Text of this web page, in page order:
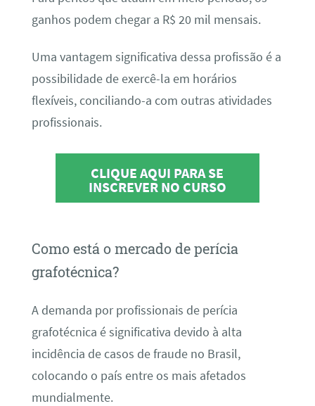
ganhos podem chegar a R$ 20 mil mensais.
Uma vantagem significativa dessa profissão é a
possibilidade de exercê-la em horários
flexíveis, conciliando-a com outras atividades
profissionais.
CLIQUE AQUI PARA SE
INSCREVER NO CURSO
Como está o mercado de perícia
grafotécnica?
A demanda por profissionais de perícia
grafotécnica é significativa devido à alta
incidência de casos de fraude no Brasil,
colocando o país entre os mais afetados
mundialmente.